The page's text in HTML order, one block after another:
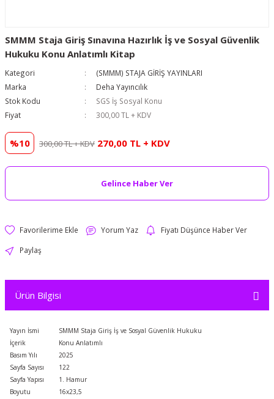
SMMM Staja Giriş Sınavına Hazırlık İş ve Sosyal Güvenlik
Hukuku Konu Anlatımlı Kitap
Kategori
(SMMM) STAJA GİRİŞ YAYINLARI
Marka
Deha Yayıncılık
Stok Kodu
SGS İş Sosyal Konu
Fiyat
300,00 TL + KDV
%10 300,00 TL + KDV 270,00 TL + KDV
Gelince Haber Ver
Yorum Yaz Fiyatı Düşünce Haber Ver
Paylaş
Ürün Bilgisi
Yayın İsmi
SMMM Staja Giriş İş ve Sosyal Güvenlik Hukuku
İçerik
Konu Anlatımlı
Basım Yılı
2025
Sayfa Sayısı
122
Sayfa Yapısı
1. Hamur
Boyutu
16x23,5